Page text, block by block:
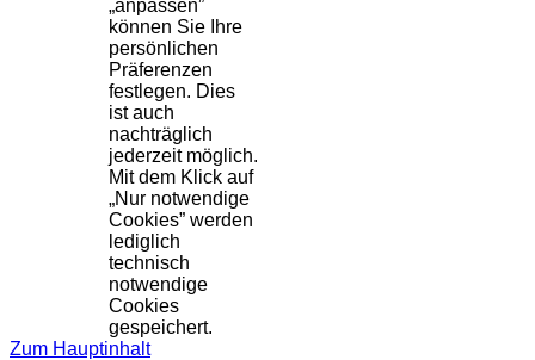
„anpassen”
können Sie Ihre
persönlichen
Präferenzen
festlegen. Dies
ist auch
nachträglich
jederzeit möglich.
Mit dem Klick auf
„Nur notwendige
Cookies” werden
lediglich
technisch
notwendige
Cookies
gespeichert.
Zum Hauptinhalt